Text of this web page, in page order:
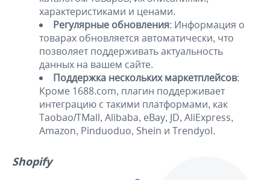
характеристиками и ценами.
Регулярные обновления: Информация о
товарах обновляется автоматически, что
позволяет поддерживать актуальность
данных на вашем сайте.​
Поддержка нескольких маркетплейсов:
Кроме 1688.com, плагин поддерживает
интеграцию с такими платформами, как
Taobao/TMall, Alibaba, eBay, JD, AliExpress,
Amazon, Pinduoduo, Shein и Trendyol.​
Shopify